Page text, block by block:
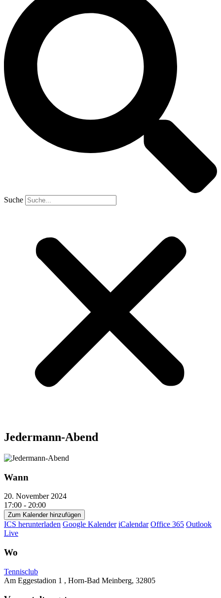
Suche
Jedermann-Abend
Wann
20. November 2024
17:00 - 20:00
Zum Kalender hinzufügen
ICS herunterladen Google Kalender iCalendar Office 365 Outlook
Live
Wo
Tennisclub
Am Eggestadion 1 , Horn-Bad Meinberg, 32805